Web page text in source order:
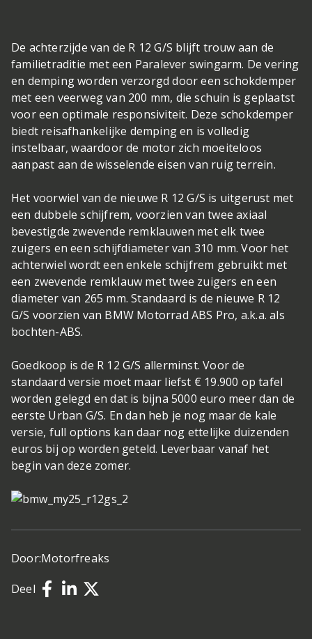
De achterzijde van de R 12 G/S blijft trouw aan de
familietraditie met een Paralever swingarm. De vering
en demping worden verzorgd door een schokdemper
met een veerweg van 200 mm, die schuin is geplaatst
voor een optimale responsiviteit. Deze schokdemper
biedt reisafhankelijke demping en is volledig
instelbaar, waardoor de motor zich moeiteloos
aanpast aan de wisselende eisen van ruig terrein.
Het voorwiel van de nieuwe R 12 G/S is uitgerust met
een dubbele schijfrem, voorzien van twee axiaal
bevestigde zwevende remklauwen met elk twee
zuigers en een schijfdiameter van 310 mm. Voor het
achterwiel wordt een enkele schijfrem gebruikt met
een zwevende remklauw met twee zuigers en een
diameter van 265 mm. Standaard is de nieuwe R 12
G/S voorzien van BMW Motorrad ABS Pro, a.k.a. als
bochten-ABS.
Goedkoop is de R 12 G/S allerminst. Voor de
standaard versie moet maar liefst € 19.900 op tafel
worden gelegd en dat is bijna 5000 euro meer dan de
eerste Urban G/S. En dan heb je nog maar de kale
versie, full options kan daar nog ettelijke duizenden
euros bij op worden geteld. Leverbaar vanaf het
begin van deze zomer.
Door:Motorfreaks
Deel